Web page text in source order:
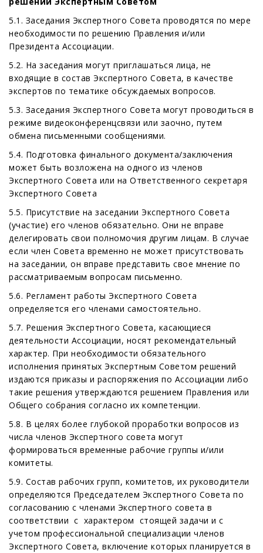
5.1. Заседания Экспертного Совета проводятся по мере
необходимости по решению Правления и/или
Президента Ассоциации.
5.2. На заседания могут приглашаться лица, не
входящие в состав Экспертного Совета, в качестве
экспертов по тематике обсуждаемых вопросов.
5.3. Заседания Экспертного Совета могут проводиться в
режиме видеоконференцсвязи или заочно, путем
обмена письменными сообщениями.
5.4. Подготовка финального документа/заключения
может быть возложена на одного из членов
Экспертного Совета или на Ответственного секретаря
Экспертного Совета
5.5. Присутствие на заседании Экспертного Совета
(участие) его членов обязательно. Они не вправе
делегировать свои полномочия другим лицам. В случае
если член Совета временно не может присутствовать
на заседании, он вправе представить свое мнение по
рассматриваемым вопросам письменно.
5.6. Регламент работы Экспертного Совета
определяется его членами самостоятельно.
5.7. Решения Экспертного Совета, касающиеся
деятельности Ассоциации, носят рекомендательный
характер. При необходимости обязательного
исполнения принятых Экспертным Советом решений
издаются приказы и распоряжения по Ассоциации либо
такие решения утверждаются решением Правления или
Общего собрания согласно их компетенции.
5.8. В целях более глубокой проработки вопросов из
числа членов Экспертного совета могут
формироваться временные рабочие группы и/или
комитеты.
5.9. Состав рабочих групп, комитетов, их руководители
определяются Председателем Экспертного Совета по
согласованию с членами Экспертного совета в
соответствии с характером стоящей задачи и с
учетом профессиональной специализации членов
Экспертного Совета, включение которых планируется в